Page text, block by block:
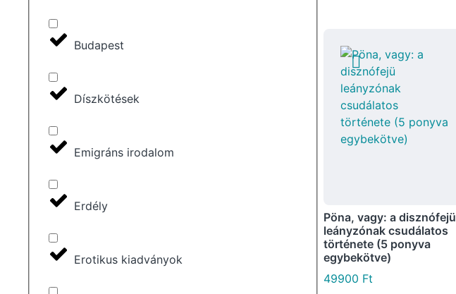
Budapest
Díszkötések
Emigráns irodalom
Erdély
Erotikus kiadványok
Pöna, vagy: a disznófejü
leányzónak csudálatos
története (5 ponyva
egybekötve)
49900 Ft